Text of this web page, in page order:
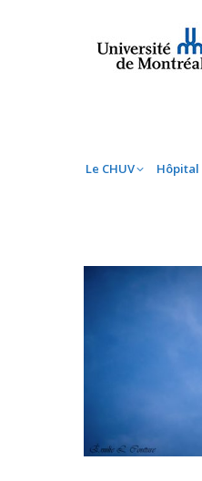
Le CHUV Hôpital
Le CHUV